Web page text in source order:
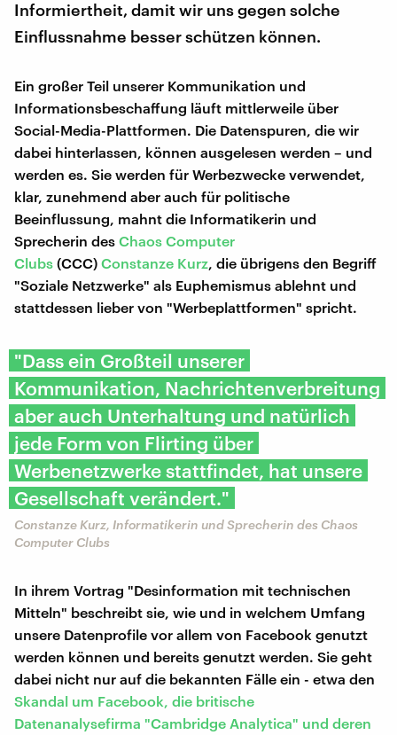
Informiertheit, damit wir uns gegen solche
Einflussnahme besser schützen können.
Ein großer Teil unserer Kommunikation und
Informationsbeschaffung läuft mittlerweile über
Social-Media-Plattformen. Die Datenspuren, die wir
dabei hinterlassen, können ausgelesen werden – und
werden es. Sie werden für Werbezwecke verwendet,
klar, zunehmend aber auch für politische
Beeinflussung, mahnt die Informatikerin und
Sprecherin des Chaos Computer
Clubs (CCC) Constanze Kurz , die übrigens den Begriff
"Soziale Netzwerke" als Euphemismus ablehnt und
stattdessen lieber von "Werbeplattformen" spricht.
"Dass ein Großteil unserer
Kommunikation, Nachrichtenverbreitung
aber auch Unterhaltung und natürlich
jede Form von Flirting über
Werbenetzwerke stattfindet, hat unsere
Gesellschaft verändert."
Constanze Kurz, Informatikerin und Sprecherin des Chaos
Computer Clubs
In ihrem Vortrag "Desinformation mit technischen
Mitteln" beschreibt sie, wie und in welchem Umfang
unsere Datenprofile vor allem von Facebook genutzt
werden können und bereits genutzt werden. Sie geht
dabei nicht nur auf die bekannten Fälle ein - etwa den
Skandal um Facebook, die britische
Datenanalysefirma "Cambridge Analytica" und deren